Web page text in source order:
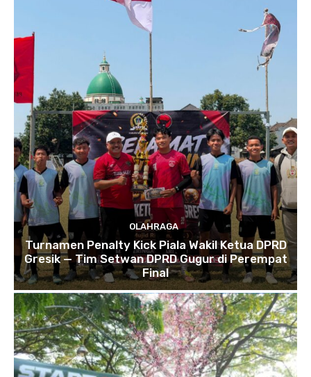
OLAHRAGA
Turnamen Penalty Kick Piala Wakil Ketua DPRD
Gresik — Tim Setwan DPRD Gugur di Perempat
Final